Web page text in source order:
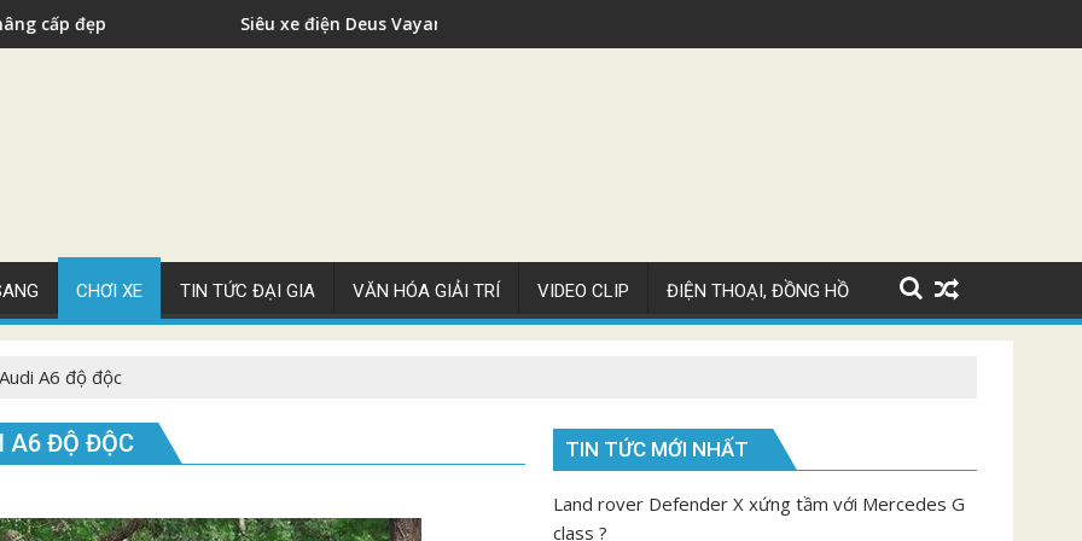
Siêu xe điện Deus Vayanne cho nhà giàu
CHƠI XE TIN TỨC ĐẠI GIA VĂN HÓA GIẢI TRÍ VIDEO CLIP ĐIỆN THOẠI, ĐỒNG HỒ
A6 độ độc
A6 ĐỘ ĐỘC TIN TỨC MỚI NHẤT
Land rover Defender X xứng tầm với Mercedes G
class ?